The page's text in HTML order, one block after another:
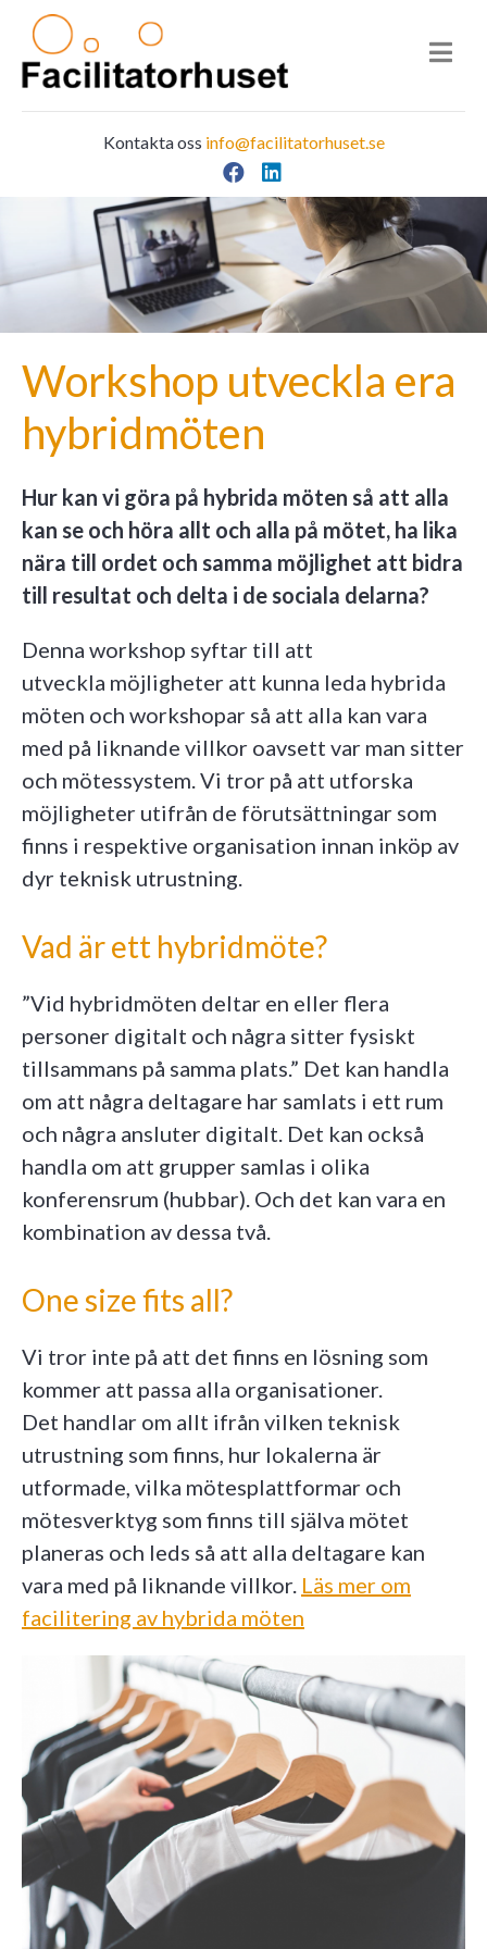
Kontakta oss info@facilitatorhuset.se
Facebook
LinkedIn
Main Navigation
Workshop utveckla era
hybridmöten
Hur kan vi göra på hybrida möten så att alla
kan se och höra allt och alla på mötet, ha lika
nära till ordet och samma möjlighet att bidra
till resultat och delta i de sociala delarna?
Denna workshop syftar till att
utveckla möjligheter att kunna leda hybrida
möten och workshopar så att alla kan vara
med på liknande villkor oavsett var man sitter
och mötessystem. Vi tror på att utforska
möjligheter utifrån de förutsättningar som
finns i respektive organisation innan inköp av
dyr teknisk utrustning.
Vad är ett hybridmöte?
”Vid hybridmöten deltar en eller flera
personer digitalt och några sitter fysiskt
tillsammans på samma plats.” Det kan handla
om att några deltagare har samlats i ett rum
och några ansluter digitalt. Det kan också
handla om att grupper samlas i olika
konferensrum (hubbar). Och det kan vara en
kombination av dessa två.
One size fits all?
Vi tror inte på att det finns en lösning som
kommer att passa alla organisationer.
Det handlar om allt ifrån vilken teknisk
utrustning som finns, hur lokalerna är
utformade, vilka mötesplattformar och
mötesverktyg som finns till själva mötet
planeras och leds så att alla deltagare kan
vara med på liknande villkor. Läs mer om
facilitering av hybrida möten